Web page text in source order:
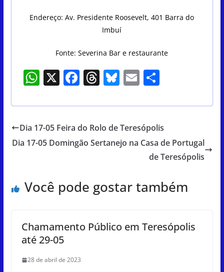
Endereço: Av. Presidente Roosevelt, 401 Barra do
Imbuí
Fonte: Severina Bar e restaurante
W
at
s
A
X F
c
e
b
k
T
re
a
d
Bl
e
sk
y
E
ai
l
S
ar
e
Dia 17-05 Feira do Rolo de Teresópolis
Dia 17-05 Domingão Sertanejo na Casa de Portugal
de Teresópolis
Você pode gostar também
Chamamento Público em Teresópolis
até 29-05
28 de abril de 2023